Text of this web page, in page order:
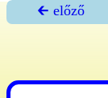
🡰 előző